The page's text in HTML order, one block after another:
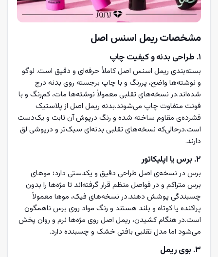
مشخصات ریمل اسنس اصل
۱. طراحی بدنه و کیفیت چاپ
بسته‌بندی ریمل اسنس اصل کاملاً حرفه‌ای و دقیق است. لوگو
و نوشته‌ها واضح، پررنگ و با چاپ برجسته روی بدنه درج
شده‌اند.در نسخه‌های تقلبی معمولاً نوشته‌ها مات، کم‌رنگ و با
فونت متفاوت چاپ می‌شوند.بدنه ریمل اصل از پلاستیک
فشرده‌ی مقاوم ساخته شده و رنگ درپوش آن ثابت و یک‌دست
است.درحالی‌که نسخه‌های تقلبی بدنه‌ای سبک‌تر و درپوشی لق
دارند.
۲. برس یا اپلیکاتور
برس در نسخه‌ی اصل طراحی دقیق و یکدستی دارد؛ موهای
برس متراکم و در فواصل منظم قرار گرفته‌اند تا مژه‌ها را بدون
چسبندگی پوشش دهند.در نسخه‌های فیک، موها معمولاً
پراکنده یا کوتاه و بلند هستند و رنگ مواد روی برس ناهمگون
است.در هنگام کشیدن، ریمل اصل روی مژه‌ها نرم و روان پخش
می‌شود اما مدل تقلبی بافتی خشک و چسبنده دارد.
۳. بوی ریمل